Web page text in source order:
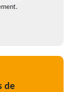
de